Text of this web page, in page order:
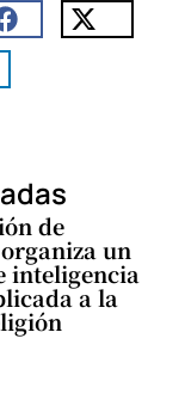
de
un
inteligencia
a la